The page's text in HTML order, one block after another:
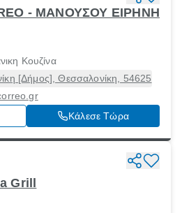
- ΜΑΝΟΥΣΟΥ ΕΙΡΗΝΗ
Κουζίνα
[Δήμος], Θεσσαλονίκη, 54625
Κάλεσε Τώρα
Grill